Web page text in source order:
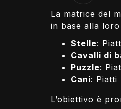
La matrice del
in base alla
Stelle:
Cavalli di
Puzzle:
Cani: Piatti
L’obiettivo è